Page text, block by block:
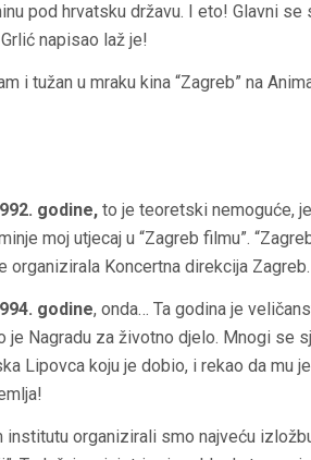
pod hrvatsku državu. I eto! Glavni
napisao laž je!
i tužan u mraku kina “Zagreb” na
godine, to je teoretski nemoguće,
moj utjecaj u “Zagreb filmu”.
organizirala Koncertna direkcija Zagreb.
godine, onda… Ta godina je
Nagradu za životno djelo. Mnogi se
Lipovca koju je dobio, i rekao da mu
institutu organizirali smo najveću